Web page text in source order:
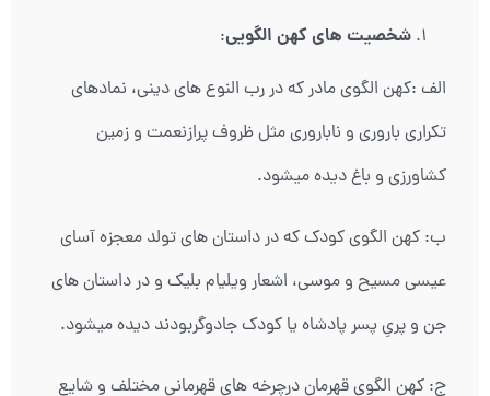
شخصیت های کهن الگویی:
الف :کهن الگوی مادر که در رب النوع های دینی، نمادهای
تکراری باروری و ناباروری مثل ظروف پرازنعمت و زمین
کشاورزی و باغ دیده میشود.
ب: کهن الگوی کودک که در داستان های تولد معجزه آسای
عیسی مسیح و موسی، اشعار ویلیام بلیک و در داستان های
جن و پریِ پسر پادشاه یا کودک جادوگربودند دیده میشود.
ج: کهن الگوی قهرمان درچرخه های قهرمانی مختلف و شایع